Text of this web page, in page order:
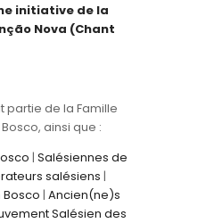
initiative de la
Nova (Chant
partie de la Famille
ainsi que :
| Salésiennes de
salésiens |
| Ancien(ne)s
Salésien des